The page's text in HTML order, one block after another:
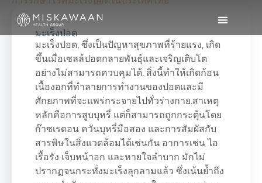
มะเร็งปอด
มะเร็งปอด, ซึ่งเป็นปัญหาสุขภาพที่ร้ายแรง, เกิด
ขึ้นเมื่อเซลล์ปอดกลายพันธุ์และเจริญเติบโต
อย่างไม่สามารถควบคุมได้. สิ่งนี้ทำให้เกิดก้อน
เนื้องอกที่ทำลายการทำงานของปอดและมี
ศักยภาพที่จะแพร่กระจายไปทั่วร่างกาย.สาเหตุ
หลักคือการสูบบุหรี่ แต่ก็สามารถถูกกระตุ้นโดย
ก๊าซเรดอน ควันบุหรี่มือสอง และการสัมผัสกับ
สารพิษในสิ่งแวดล้อมได้เช่นกัน อาการเช่น ไอ
เรื้อรัง เจ็บหน้าอก และหายใจลำบาก มักไม่
ปรากฏจนกระทั่งมะเร็งลุกลามแล้ว ซึ่งเน้นย้ำถึง